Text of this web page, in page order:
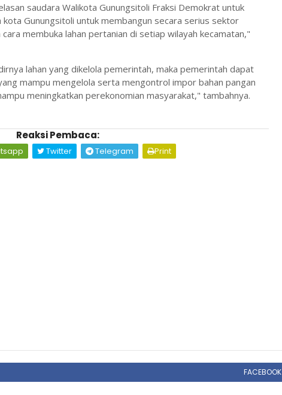
saudara Walikota Gunungsitoli Fraksi Demokrat untuk
Gunungsitoli untuk membangun secara serius sektor
membuka lahan pertanian di setiap wilayah kecamatan,"
lahan yang dikelola pemerintah, maka pemerintah dapat
mampu mengelola serta mengontrol impor bahan pangan
meningkatkan perekonomian masyarakat," tambahnya.
Reaksi Pembaca:
Twitter Telegram Print
FACEBOOK